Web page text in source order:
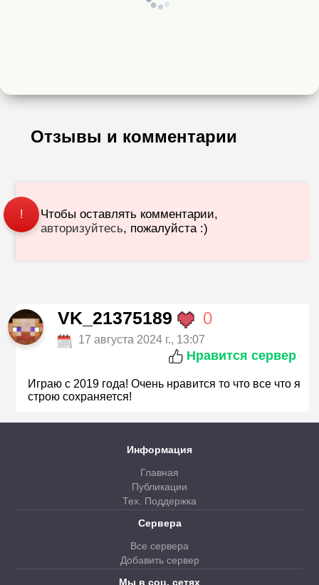
Отзывы и комментарии
!
Чтобы оставлять комментарии,
авторизуйтесь, пожалуйста :)
VK_21375189 0
17 августа 2024 г., 13:07
Нравится сервер
Играю с 2019 года! Очень нравится то что все что я
строю сохраняется!
Информация
Главная
Публикации
Тех. Поддержка
Сервера
Все сервера
Добавить сервер
Мы в соц. сетях